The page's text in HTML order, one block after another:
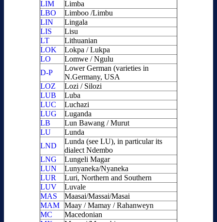
LIM
Limba
LBO
Limboo /Limbu
LIN
Lingala
LIS
Lisu
LT
Lithuanian
LOK
Lokpa / Lukpa
LO
Lomwe / Ngulu
D-P
Lower German (varieties in
N.Germany, USA
LOZ
Lozi / Silozi
LUB
Luba
LUC
Luchazi
LUG
Luganda
LB
Lun Bawang / Murut
LU
Lunda
LND
Lunda (see LU), in particular its
dialect Ndembo
LNG
Lungeli Magar
LUN
Lunyaneka/Nyaneka
LUR
Luri, Northern and Southern
LUV
Luvale
MAS
Maasai/Massai/Masai
MAM Maay / Mamay / Rahanweyn
MC
Macedonian